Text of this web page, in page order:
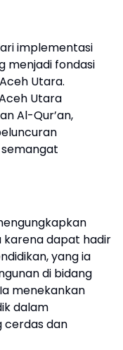
implementasi
menjadi fondasi
Utara.
Utara
Al-Qur’an,
karena dapat hadir
yang ia
di bidang
menekankan
dalam
cerdas dan